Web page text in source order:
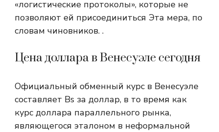
«логистические протоколы», которые не
позволяют ей присоединиться Эта мера, по
словам чиновников. .
Цена доллара в Венесуэле сегодня
Официальный обменный курс в Венесуэле
составляет Bs за доллар, в то время как
курс доллара параллельного рынка,
являющегося эталоном в неформальной